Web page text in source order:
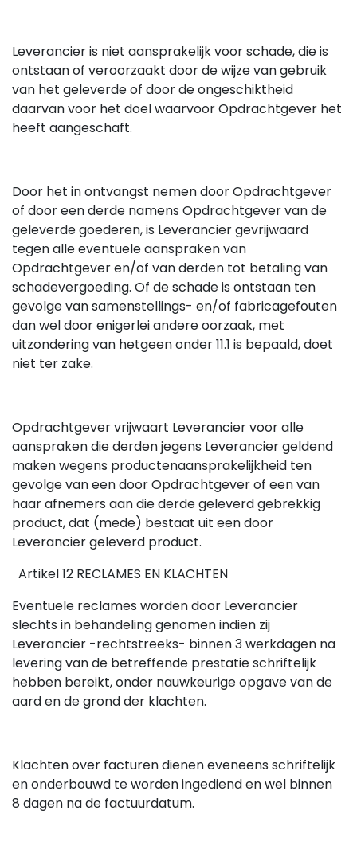
Leverancier is niet aansprakelijk voor schade, die is
ontstaan of veroorzaakt door de wijze van gebruik
van het geleverde of door de ongeschiktheid
daarvan voor het doel waarvoor Opdrachtgever het
heeft aangeschaft.
Door het in ontvangst nemen door Opdrachtgever
of door een derde namens Opdrachtgever van de
geleverde goederen, is Leverancier gevrijwaard
tegen alle eventuele aanspraken van
Opdrachtgever en/of van derden tot betaling van
schadevergoeding. Of de schade is ontstaan ten
gevolge van samenstellings- en/of fabricagefouten
dan wel door enigerlei andere oorzaak, met
uitzondering van hetgeen onder 11.1 is bepaald, doet
niet ter zake.
Opdrachtgever vrijwaart Leverancier voor alle
aanspraken die derden jegens Leverancier geldend
maken wegens productenaansprakelijkheid ten
gevolge van een door Opdrachtgever of een van
haar afnemers aan die derde geleverd gebrekkig
product, dat (mede) bestaat uit een door
Leverancier geleverd product.
Artikel 12 RECLAMES EN KLACHTEN
Eventuele reclames worden door Leverancier
slechts in behandeling genomen indien zij
Leverancier -rechtstreeks- binnen 3 werkdagen na
levering van de betreffende prestatie schriftelijk
hebben bereikt, onder nauwkeurige opgave van de
aard en de grond der klachten.
Klachten over facturen dienen eveneens schriftelijk
en onderbouwd te worden ingediend en wel binnen
8 dagen na de factuurdatum.